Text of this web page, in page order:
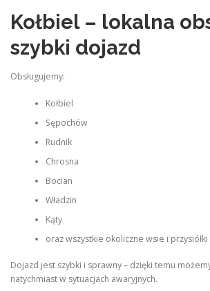
Kołbiel – lokalna
szybki dojazd
Obsługujemy:
Kołbiel
Sępochów
Rudnik
Chrosna
Bocian
Władzin
Kąty
oraz wszystkie okoliczne wsie i przysiółki
Dojazd jest szybki i sprawny – dzięki temu
natychmiast w sytuacjach awaryjnych.